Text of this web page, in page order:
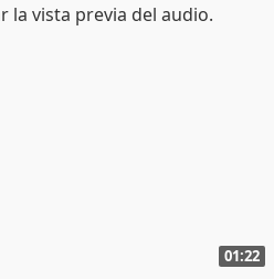
01:22